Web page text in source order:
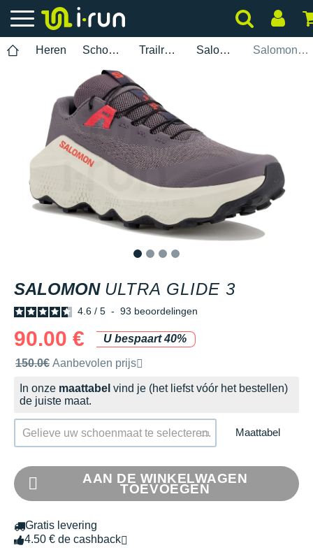
Heren Schoenen Trailrunning Salomon Salomon Ultra Glide 3
SALOMON ULTRA GLIDE 3
4.6 / 5 - 93 beoordelingen
90.00 €
U bespaart 40%
Door het merk aanbevolen verkoopprijs
150.0€ Aanbevolen prijs
In onze maattabel vind je (het liefst vóór het bestellen)
de juiste maat.
Gelieve uw schoenmaat te selecteren. Maattabel
AAN DE WINKELWAGEN
TOEVOEGEN
Gratis levering
4.50 € de cashback